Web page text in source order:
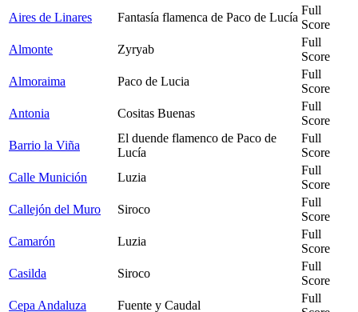
Aires de Linares
Fantasía flamenca de Paco de Lucía
Full
Score
Almonte
Zyryab
Full
Score
Almoraima
Paco de Lucia
Full
Score
Antonia
Cositas Buenas
Full
Score
Barrio la Viña
El duende flamenco de Paco de
Lucía
Full
Score
Calle Munición
Luzia
Full
Score
Callejón del Muro
Siroco
Full
Score
Camarón
Luzia
Full
Score
Casilda
Siroco
Full
Score
Cepa Andaluza
Fuente y Caudal
Full